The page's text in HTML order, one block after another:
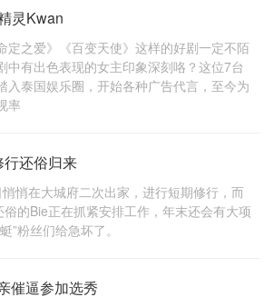
灵Kwan
定之爱》《百变天使》这样的好剧一定不陌
中有出色表现的女主印象深刻咯？这位7台
入泰国娱乐圈，开始各种广告代言，至今为
率
还俗归来
悄在大城府二次出家，进行短期修行，而
的Bie正在抓紧安排工作，年末还会有大项
”粉丝们给急坏了。
催逼参加选秀